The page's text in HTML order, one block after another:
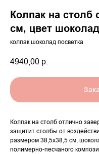
Колпак на столб
см, цвет шоколад
колпак шоколад посветка
4940,00 р.
Колпак на столб отлично
защитит столбы от
размером 38,5х38,5 см,
полимерно-песчаного